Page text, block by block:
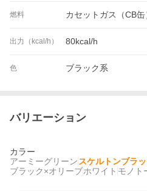
燃料 カセットガス（CB
出力（kcal/h） 80kcal/h
色 ブラック系
バリエーション
カラー
アーミーグリーン スケルトンブラッ
ブラック×オリーブホワイト モノト